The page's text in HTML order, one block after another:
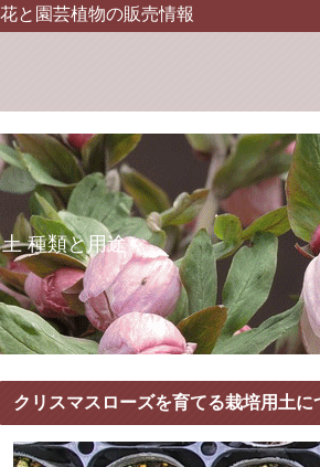
と園芸植物の販売情報
種類と用途
クリスマスローズを育てる栽培用土に